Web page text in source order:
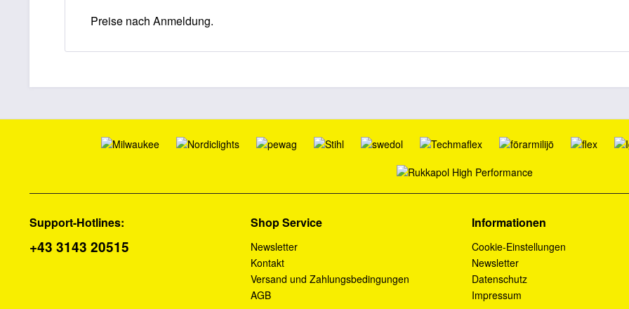
Preise nach Anmeldung.
Support-Hotlines:
+43 3143 20515
Shop Service
Newsletter
Kontakt
Versand und Zahlungsbedingungen
AGB
Informationen
Cookie-Einstellungen
Newsletter
Datenschutz
Impressum